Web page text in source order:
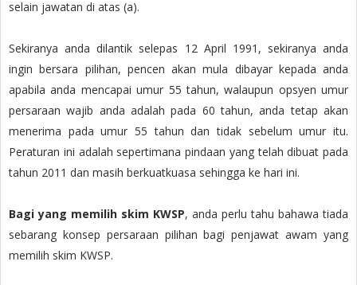
selain jawatan di atas (a).
Sekiranya anda dilantik selepas 12 April 1991, sekiranya anda
ingin bersara pilihan, pencen akan mula dibayar kepada anda
apabila anda mencapai umur 55 tahun, walaupun opsyen umur
persaraan wajib anda adalah pada 60 tahun, anda tetap akan
menerima pada umur 55 tahun dan tidak sebelum umur itu.
Peraturan ini adalah sepertimana pindaan yang telah dibuat pada
tahun 2011 dan masih berkuatkuasa sehingga ke hari ini.
Bagi yang memilih skim KWSP, anda perlu tahu bahawa tiada
sebarang konsep persaraan pilihan bagi penjawat awam yang
memilih skim KWSP.